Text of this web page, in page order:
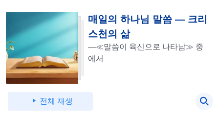
매일의 하나님 말씀 ― 크리
스천의 삶
―≪말씀이 육신으로 나타남≫ 중
에서
전체 재생